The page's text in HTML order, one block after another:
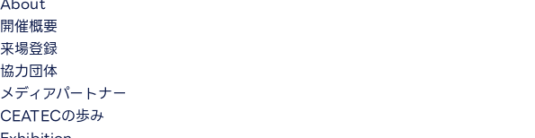
開催概要
来場登録
協力団体
メディアパートナー
CEATECの歩み